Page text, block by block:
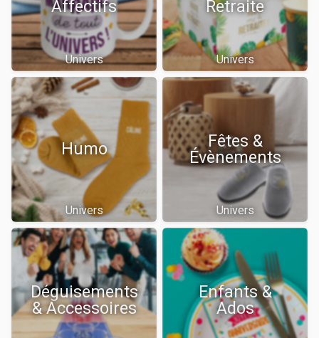
Affectifs
Univers
Retraite
Univers
Humo
Univers
Fêtes &
Évènements
Univers
Déguisements
& Accessoires
Enfants &
Ados